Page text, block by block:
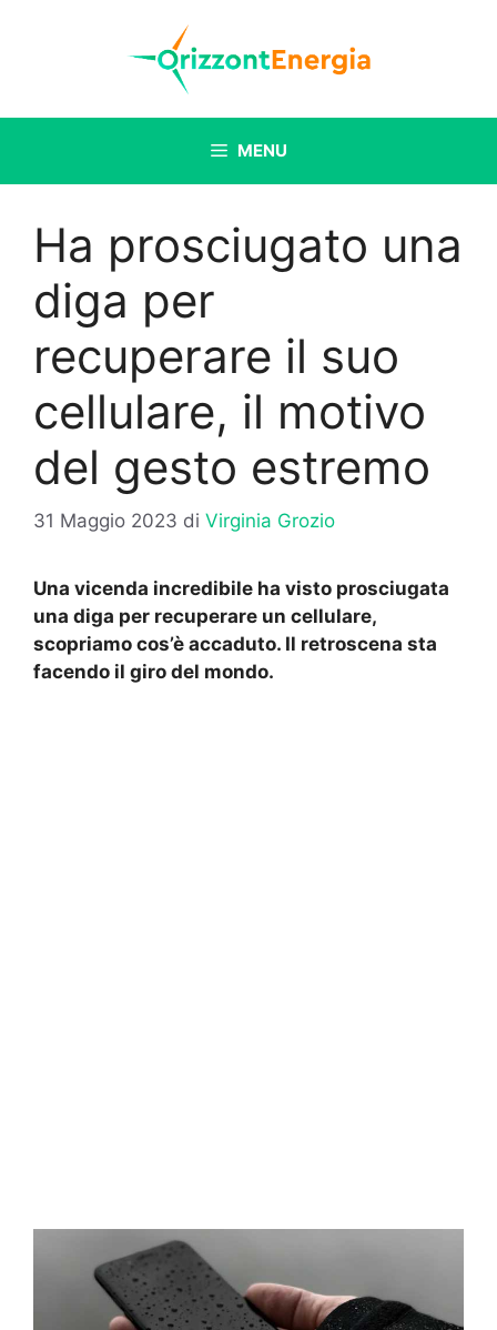
MENU
Ha prosciugato una
diga per
recuperare il suo
cellulare, il motivo
del gesto estremo
31 Maggio 2023 di Virginia Grozio
Una vicenda incredibile ha visto prosciugata
una diga per recuperare un cellulare,
scopriamo cos’è accaduto. Il retroscena sta
facendo il giro del mondo.